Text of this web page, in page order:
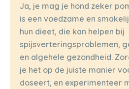
Ja, je mag je hond zeker
is een voedzame en
hun dieet, die kan helpen bij
spijsverteringsproblemen,
en algehele gezondheid.
je het op de juiste manier
doseert, en experimenteer